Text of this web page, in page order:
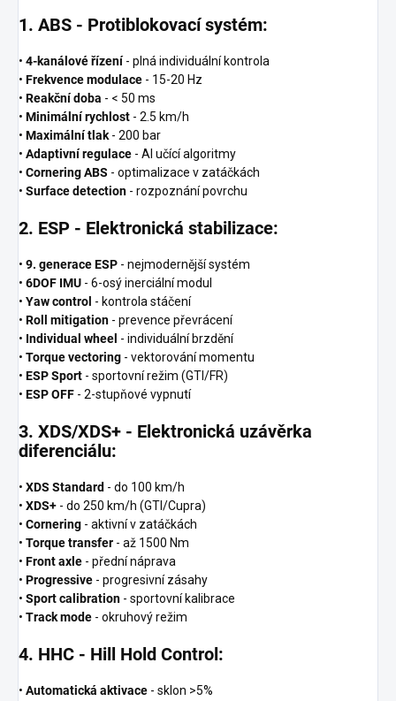
1. ABS - Protiblokovací systém:
• 4-kanálové řízení - plná individuální kontrola
• Frekvence modulace - 15-20 Hz
• Reakční doba - < 50 ms
• Minimální rychlost - 2.5 km/h
• Maximální tlak - 200 bar
• Adaptivní regulace - AI učící algoritmy
• Cornering ABS - optimalizace v zatáčkách
• Surface detection - rozpoznání povrchu
2. ESP - Elektronická stabilizace:
• 9. generace ESP - nejmodernější systém
• 6DOF IMU - 6-osý inerciální modul
• Yaw control - kontrola stáčení
• Roll mitigation - prevence převrácení
• Individual wheel - individuální brzdění
• Torque vectoring - vektorování momentu
• ESP Sport - sportovní režim (GTI/FR)
• ESP OFF - 2-stupňové vypnutí
3. XDS/XDS+ - Elektronická uzávěrka
diferenciálu:
• XDS Standard - do 100 km/h
• XDS+ - do 250 km/h (GTI/Cupra)
• Cornering - aktivní v zatáčkách
• Torque transfer - až 1500 Nm
• Front axle - přední náprava
• Progressive - progresivní zásahy
• Sport calibration - sportovní kalibrace
• Track mode - okruhový režim
4. HHC - Hill Hold Control:
• Automatická aktivace - sklon >5%